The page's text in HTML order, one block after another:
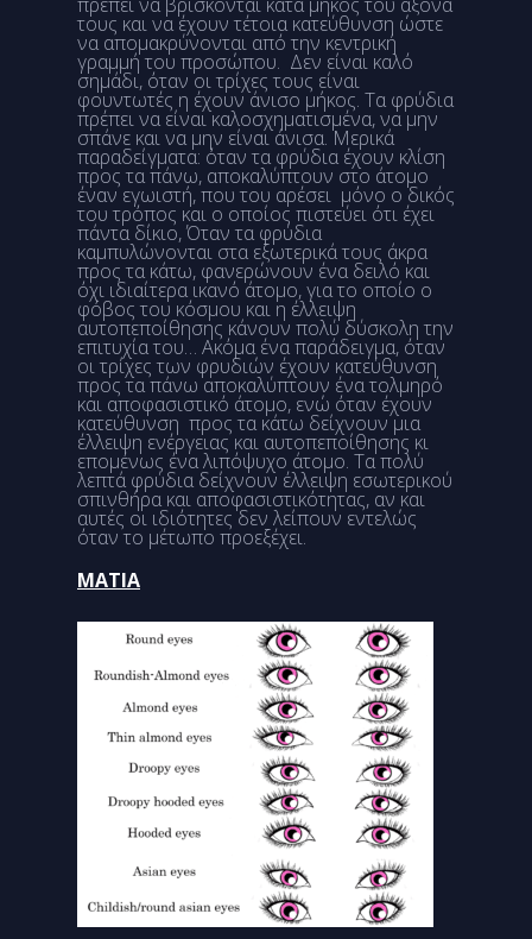
τους και να έχουν τέτοια κατεύθυνση ώστε
να απομακρύνονται από την κεντρική
γραμμή του προσώπου. Δεν είναι καλό
σημάδι, όταν οι τρίχες τους είναι
φουντωτές η έχουν άνισο μήκος. Τα φρύδια
πρέπει να είναι καλοσχηματισμένα, να μην
σπάνε και να μην είναι άνισα. Μερικά
παραδείγματα: όταν τα φρύδια έχουν κλίση
προς τα πάνω, αποκαλύπτουν στο άτομο
έναν εγωιστή, που του αρέσει μόνο ο δικός
του τρόπος και ο οποίος πιστεύει ότι έχει
πάντα δίκιο, Όταν τα φρύδια
καμπυλώνονται στα εξωτερικά τους άκρα
προς τα κάτω, φανερώνουν ένα δειλό και
όχι ιδιαίτερα ικανό άτομο, για το οποίο ο
φόβος του κόσμου και η έλλειψη
αυτοπεποίθησης κάνουν πολύ δύσκολη την
επιτυχία του… Ακόμα ένα παράδειγμα, όταν
οι τρίχες των φρυδιών έχουν κατεύθυνση
προς τα πάνω αποκαλύπτουν ένα τολμηρό
και αποφασιστικό άτομο, ενώ όταν έχουν
κατεύθυνση προς τα κάτω δείχνουν μια
έλλειψη ενέργειας και αυτοπεποίθησης κι
επομένως ένα λιπόψυχο άτομο. Τα πολύ
λεπτά φρύδια δείχνουν έλλειψη εσωτερικού
σπινθήρα και αποφασιστικότητας, αν και
αυτές οι ιδιότητες δεν λείπουν εντελώς
όταν το μέτωπο προεξέχει.
MATIA